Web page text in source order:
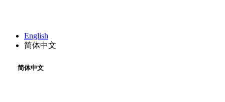
English
简体中文
简体中文